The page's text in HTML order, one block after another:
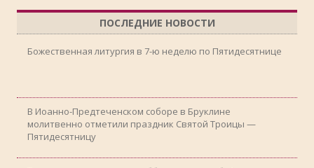
ПОСЛЕДНИЕ НОВОСТИ
Божественная литургия в 7-ю неделю по Пятидесятнице
В Иоанно-Предтеченском соборе в Бруклине
молитвенно отметили праздник Святой Троицы —
Пятидесятницу